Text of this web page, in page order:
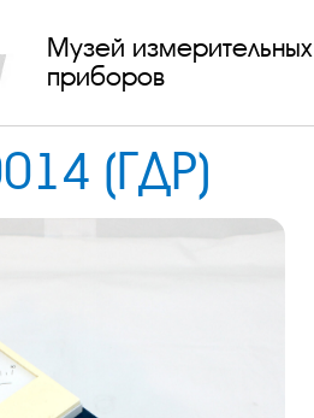
Музей измерительных
приборов
(ГДР)